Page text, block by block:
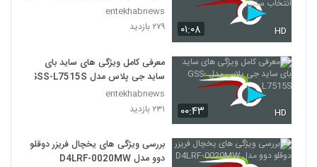
۰۱:۰۸ HD
انتخاب سنتر
entekhabnews
۲۷۹ بازدید
۰۰:۴۳ HD
معرفی کامل ویژگی های ساید بای
ساید جی پلاس مدل GSS-L7515S
entekhabnews
۲۳۱ بازدید
بررسی ویژگی های یخچال فریزر دوقلو
دوو مدل D4LRF-0020MW